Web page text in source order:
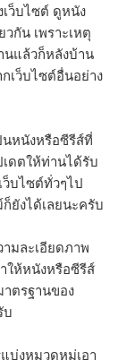
ว็บไซต์ ดูหนัง
กัน เพราะเหตุ
นแล้วก็หลังบ้าน
เว็บไซต์อื่นอย่าง
นหนังหรือซีรีส์ที่
เดตให้ท่านได้รับ
บไซต์ทั่วๆไป
ยังได้เลยนะครับ
มละเอียดภาพ
ให้หนังหรือซีรีส์
ตรฐานของ
บ
บ่งหมวดหมู่เอา